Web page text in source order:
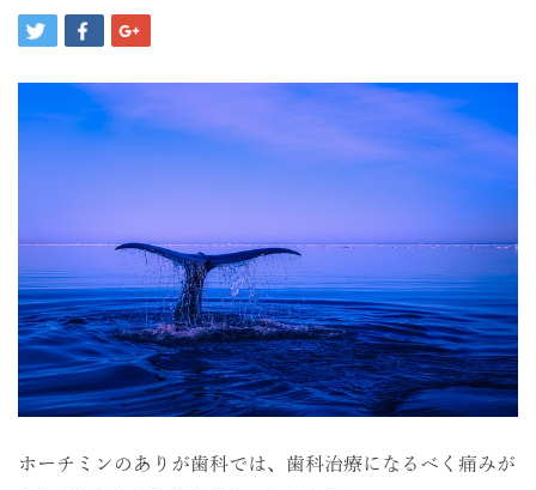
ホーチミンのありが歯科では、歯科治療になるべく痛みが